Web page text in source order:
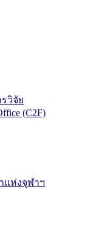
วิจัย
(C2F)
ห่งจุฬาฯ